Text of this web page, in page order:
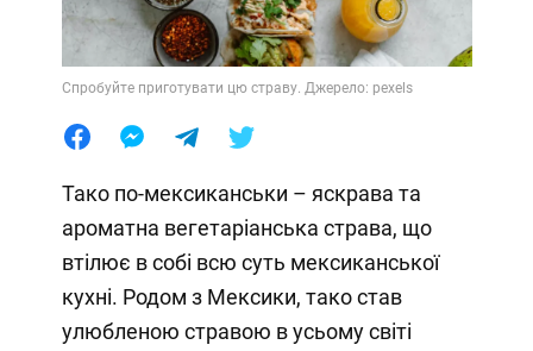
Лайфхаки
Спробуйте приготувати цю страву. Джерело: pexels
Тако по-мексиканськи – яскрава та
ароматна вегетаріанська страва, що
втілює в собі всю суть мексиканської
кухні. Родом з Мексики, тако став
улюбленою стравою в усьому світі